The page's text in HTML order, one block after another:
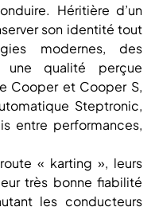
Héritière d’un
son identité tout
modernes, des
une qualité perçue
Cooper et Cooper S,
Steptronic,
entre performances,
« karting », leurs
très bonne fiabilité
les conducteurs